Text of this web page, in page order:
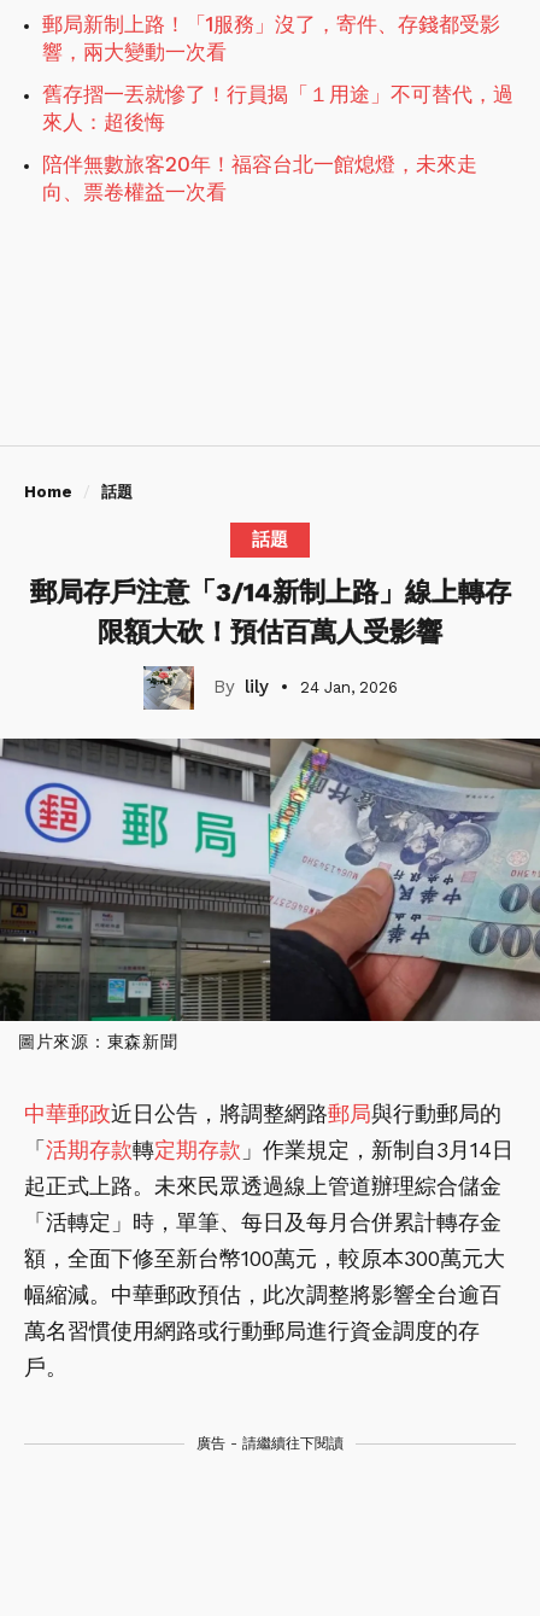
郵局新制上路！「1服務」沒了，寄件、存錢都受影
響，兩大變動一次看
舊存摺一丟就慘了！行員揭「１用途」不可替代，過
來人：超後悔
陪伴無數旅客20年！福容台北一館熄燈，未來走
向、票卷權益一次看
Home 話題
話題
郵局存戶注意「3/14新制上路」線上轉存
限額大砍！預估百萬人受影響
lily 24 Jan, 2026
圖片來源：東森新聞
中華郵政近日公告，將調整網路郵局與行動郵局的
「 活期存款轉定期存款 」作業規定，新制自3月14日
起正式上路。未來民眾透過線上管道辦理綜合儲金
「活轉定」時，單筆、每日及每月合併累計轉存金
額，全面下修至新台幣100萬元，較原本300萬元大
幅縮減。中華郵政預估，此次調整將影響全台逾百
萬名習慣使用網路或行動郵局進行資金調度的存
戶。
廣告 - 請繼續往下閱讀